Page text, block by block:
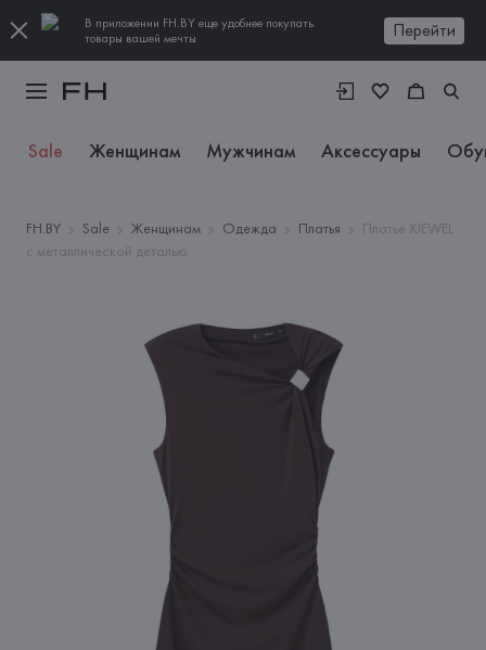
В приложении FH.BY еще удобнее покупать
товары вашей мечты
Перейти
Sale Женщинам Мужчинам Аксессуары
FH.BY Sale Женщинам Одежда Платья
Платье XJEWEL
с металлической деталью